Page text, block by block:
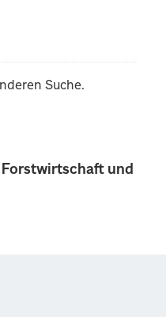
und
Suche.